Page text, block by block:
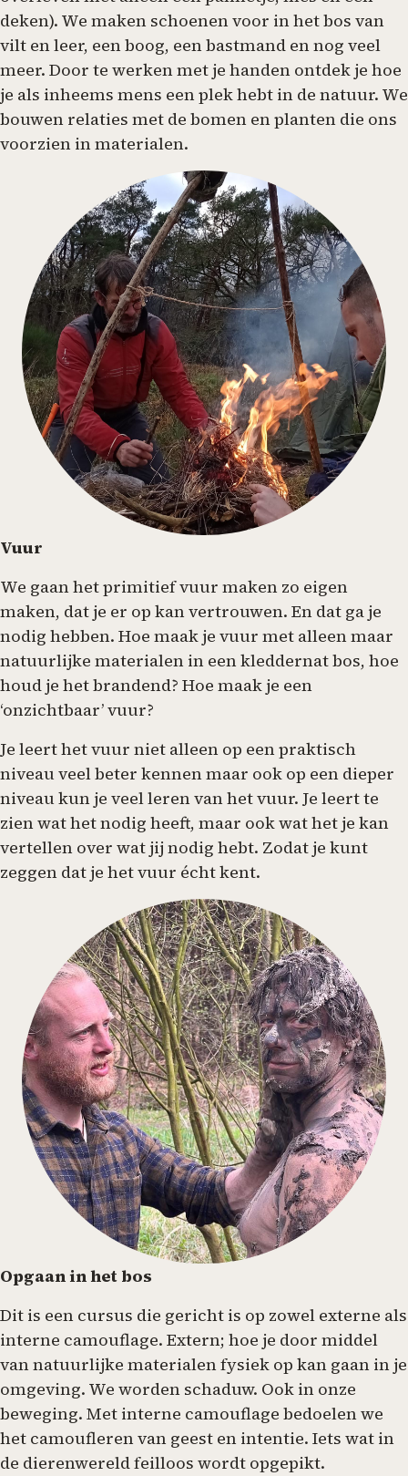
deken). We maken schoenen voor in het bos van
vilt en leer, een boog, een bastmand en nog veel
meer. Door te werken met je handen ontdek je hoe
je als inheems mens een plek hebt in de natuur. We
bouwen relaties met de bomen en planten die ons
voorzien in materialen.
Vuur
We gaan het primitief vuur maken zo eigen
maken, dat je er op kan vertrouwen. En dat ga je
nodig hebben. Hoe maak je vuur met alleen maar
natuurlijke materialen in een kleddernat bos, hoe
houd je het brandend? Hoe maak je een
‘onzichtbaar’ vuur?
Je leert het vuur niet alleen op een praktisch
niveau veel beter kennen maar ook op een dieper
niveau kun je veel leren van het vuur. Je leert te
zien wat het nodig heeft, maar ook wat het je kan
vertellen over wat jij nodig hebt. Zodat je kunt
zeggen dat je het vuur écht kent.
Opgaan in het bos
Dit is een cursus die gericht is op zowel externe als
interne camouflage. Extern; hoe je door middel
van natuurlijke materialen fysiek op kan gaan in je
omgeving. We worden schaduw. Ook in onze
beweging. Met interne camouflage bedoelen we
het camoufleren van geest en intentie. Iets wat in
de dierenwereld feilloos wordt opgepikt.